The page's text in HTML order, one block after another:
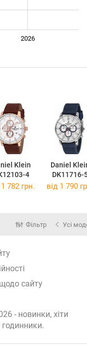
2026
Klein
4
Daniel
DK11716-
1 782 грн. від 1 790
Фільтр Усі
сайту
- новинки, хіти
годинники.